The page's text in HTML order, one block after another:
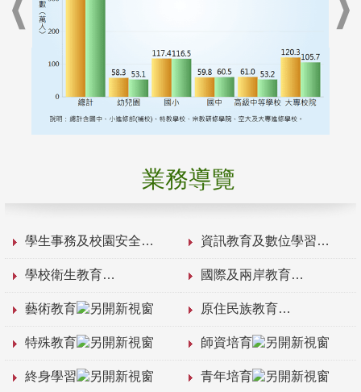
業務導覽
學生事務及校園安全 資訊教育及數位學習
學校衛生教育 國際及兩岸教育
藝術教育 原住民族教育
特殊教育 師資培育
終身學習 青年培育